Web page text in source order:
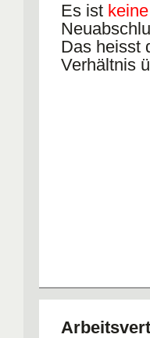
Es ist keine
Das heisst
Verhältnis